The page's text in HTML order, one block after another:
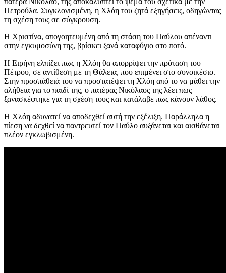
Πετρούλα. Συγκλονισμένη, η Χλόη του ζητά εξηγήσεις, οδηγώντας
τη σχέση τους σε σύγκρουση.
Η Χριστίνα, απογοητευμένη από τη στάση του Παύλου απέναντι
στην εγκυμοσύνη της, βρίσκει ξανά καταφύγιο στο ποτό.
Η Ειρήνη ελπίζει πως η Χλόη θα απορρίψει την πρόταση του
Πέτρου, σε αντίθεση με τη Θάλεια, που επιμένει στο συνοικέσιο.
Στην προσπάθειά του να προστατέψει τη Χλόη από το να μάθει την
αλήθεια για το παιδί της, ο πατέρας Νικόλαος της λέει πως
ξανασκέφτηκε για τη σχέση τους και κατάλαβε πως κάνουν λάθος.
Η Χλόη αδυνατεί να αποδεχθεί αυτή την εξέλιξη. Παράλληλα η
πίεση να δεχθεί να παντρευτεί τον Παύλο αυξάνεται και αισθάνεται
πλέον εγκλωβισμένη.